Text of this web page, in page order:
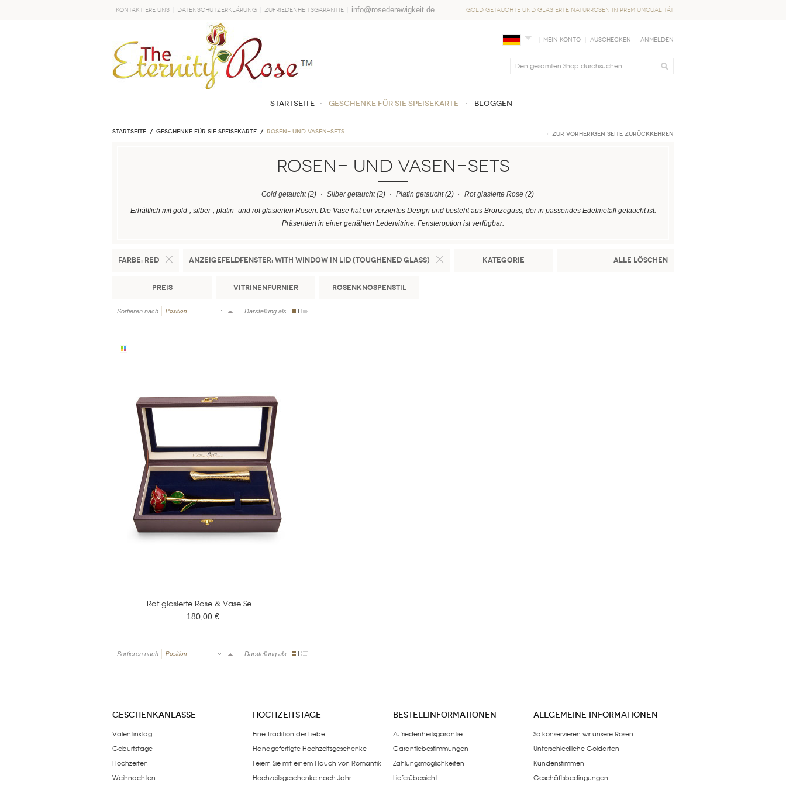
Kontaktiere uns Datenschutzerklärung Zufriedenheitsgarantie info@rosederewigkeit.de Gold getauchte und glasierte Naturrosen in Premiumqualität
Mein Konto Auschecken Anmelden
Startseite Geschenke für sie Speisekarte Bloggen
Startseite Geschenke für sie Speisekarte Rosen- und Vasen-Sets Zur vorherigen Seite zurückkehren
Rosen- und Vasen-Sets
Gold getaucht(2) Silber getaucht(2) Platin getaucht(2) Rot glasierte Rose(2)
Erhältlich mit gold-, silber-, platin- und rot glasierten Rosen. Die Vase hat ein verziertes Design und besteht aus Bronzeguss, der in passendes Edelmetall getaucht ist.
Präsentiert in einer genähten Ledervitrine. Fensteroption ist verfügbar.
Farbe: Red Anzeigefeldfenster: With Window in Lid (Toughened Glass) Alle löschen
Kategorie
Preis Vitrinenfurnier Rosenknospenstil
Sortieren nach Position Darstellung als
Rot glasierte Rose & Vase Se...
180,00 €
Sortieren nach Position Darstellung als
GESCHENKANLÄSSE
Valentinstag
Geburtstage
Hochzeiten
Weihnachten
HOCHZEITSTAGE
Eine Tradition der Liebe
Handgefertigte Hochzeitsgeschenke
Feiern Sie mit einem Hauch von Romantik
Hochzeitsgeschenke nach Jahr
BESTELLINFORMATIONEN
Zufriedenheitsgarantie
Garantiebestimmungen
Zahlungsmöglichkeiten
Lieferübersicht
ALLGEMEINE INFORMATIONEN
So konservieren wir unsere Rosen
Unterschiedliche Goldarten
Kundenstimmen
Geschäftsbedingungen